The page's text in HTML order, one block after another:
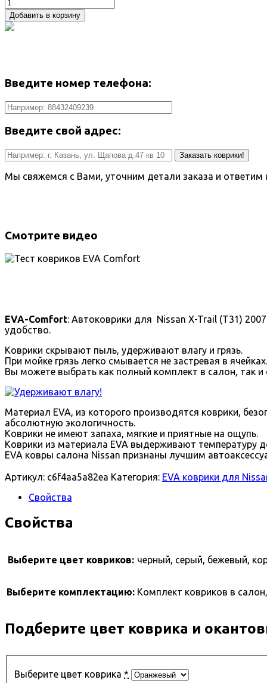
Добавить в корзину
Введите номер телефона:
Введите свой адрес:
Заказать коврики!
Мы свяжемся с Вами, уточним детали заказа и ответим
Смотрите видео
EVA-Comfort: Автоковрики для Nissan X-Trail (T31)
удобство.
Коврики скрывают пыль, удерживают влагу и грязь.
При мойке грязь легко смывается не застревая в ячейках.
Вы можете выбрать как полный комплект в салон, так
Материал EVA, из которого производятся коврики,
абсолютную экологичность.
Коврики не имеют запаха, мягкие и приятные на ощупь.
Коврики из материала EVA выдерживают температуру
EVA ковры салона Nissan признаны лучшим
Артикул: c6f4aa5a82ea Категория: EVA коврики для
Свойства
Свойства
Выберите цвет ковриков: черный, серый, бежевый,
Выберите комплектацию: Комплект ковриков в
Подберите цвет коврика и
Выберите цвет коврика *